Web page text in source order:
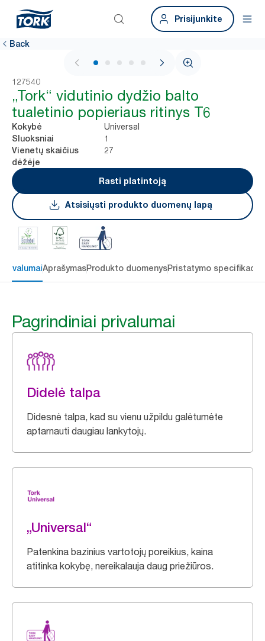
Prisijunkite
Back
1 / 5
127540
„Tork“ vidutinio dydžio balto
tualetinio popieriaus ritinys T6
Kokybė Universal
Sluoksniai 1
Vienetų skaičius
dėžėje
27
Rasti platintoją
Atsisiųsti produkto duomenų lapą
AprašymasProdukto duomenysPristatymo
Pagrindiniai privalumai
Didelė talpa
Didesnė talpa, kad su vienu užpildu galėtumėte
aptarnauti daugiau lankytojų.
„Universal“
Patenkina bazinius vartotojų poreikius, kaina
atitinka kokybę, nereikalauja daug priežiūros.